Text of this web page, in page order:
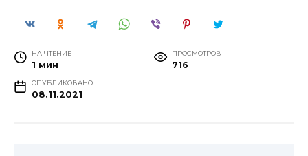
НА ЧТЕНИЕ
1 мин
ПРОСМОТРОВ
716
ОПУБЛИКОВАНО
08.11.2021